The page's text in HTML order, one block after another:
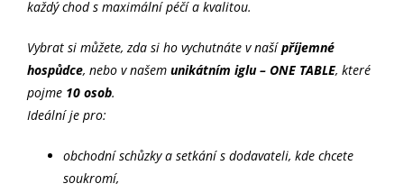
každý chod s maximální péčí a kvalitou.
Vybrat si můžete, zda si ho vychutnáte v našípříjemné
hospůdce, nebo v našem unikátním iglu – ONE TABLE, které
pojme 10 osob.
Ideální je pro:
obchodní schůzky a setkání s dodavateli, kde chcete
soukromí,